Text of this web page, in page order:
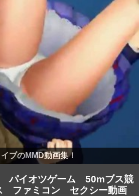
ブのMMD動画集！
パイオツゲーム
50mブス競
ファミコン セクシー動画